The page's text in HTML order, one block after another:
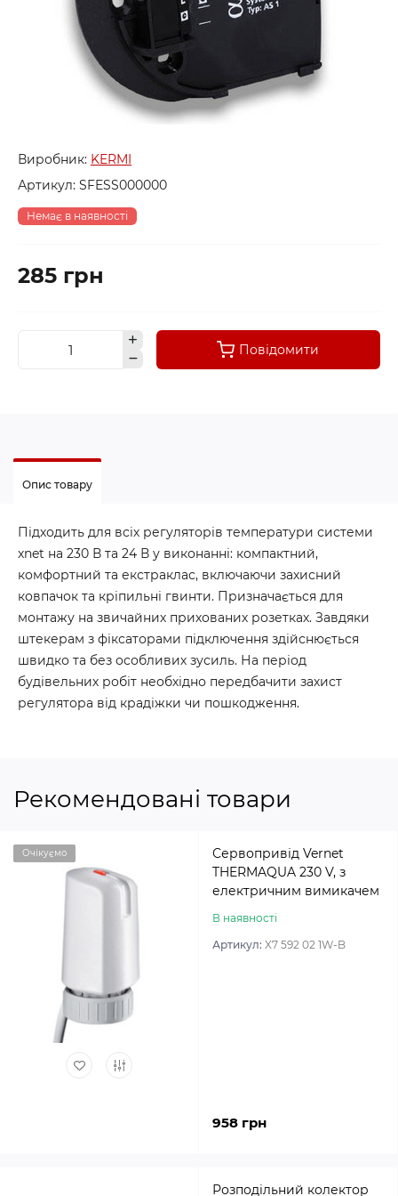
Виробник: KERMI
Артикул: SFESS000000
Немає в наявності
285 грн
Повідомити
Опис товару
Підходить для всіх регуляторів температури системи
xnet на 230 В та 24 В у виконанні: компактний,
комфортний та екстраклас, включаючи захисний
ковпачок та кріпильні гвинти. Призначається для
монтажу на звичайних прихованих розетках. Завдяки
штекерам з фіксаторами підключення здійснюється
швидко та без особливих зусиль. На період
будівельних робіт необхідно передбачити захист
регулятора від крадіжки чи пошкодження.
Рекомендовані товари
Очікуємо
Сервопривід Vernet
THERMAQUA 230 V, з
електричним вимикачем
В наявності
Артикул: X7 592 02 1W-B
958 грн
Розподільний колектор